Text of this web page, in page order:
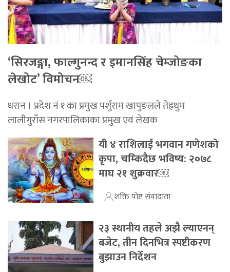
‘सिरजङ्गा, फाल्गुनन्द र इमानसिंह चेम्जोङका
लेखोट’ विमोचन￼
धरान । प्रदेश नं १ का प्रमुख पर्शुराम खापुङलले तेह्रथुम
लालीगुराँस नगरपालिकाका प्रमुख एवं लेखक
यी ४ राशिलाई भगवान गणेशको
कृपा, चम्किदैछ भविष्य: २०७८
माघ २१ शुक्रवार￼
शक्ति पोष्ट संवादाता
२३ स्थानीय तहले अझै ल्याएनन्
बजेट, तीन दिनभित्र स्पष्टीकरण
बुझाउन निर्देशन